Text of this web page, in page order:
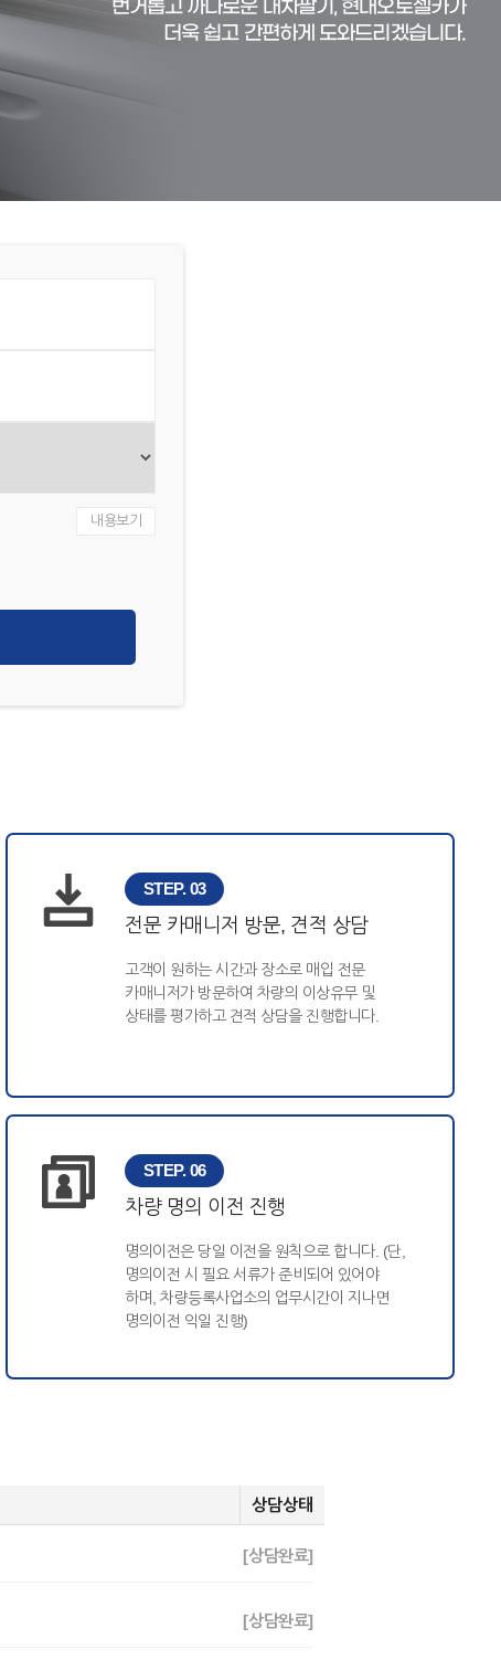
번거롭고 까다로운 내차팔기, 현대오토셀카가
더욱 쉽고 간편하게 도와드리겠습니다.
내용보기
STEP. 03
전문 카매니저 방문, 견적 상담
고객이 원하는 시간과 장소로 매입 전문
카매니저가 방문하여 차량의 이상유무 및
상태를 평가하고 견적 상담을 진행합니다.
STEP. 06
차량 명의 이전 진행
명의이전은 당일 이전을 원칙으로 합니다. (단,
명의이전 시 필요 서류가 준비되어 있어야
하며, 차량등록사업소의 업무시간이 지나면
명의이전 익일 진행)
상담상태
[상담완료]
[상담완료]